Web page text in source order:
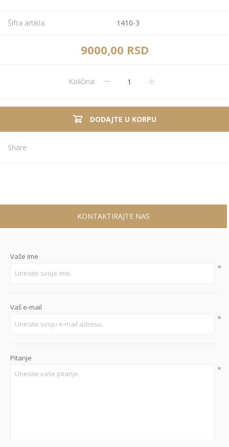
Šifra artikla: 1410-3
9000,00 RSD
Količina:
DODAJTE U KORPU
Share
KONTAKTIRAJTE NAS
Vaše ime
*
Vaš e-mail
*
Pitanje
*